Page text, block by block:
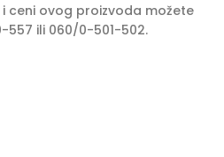
ceni ovog proizvoda možete
557 ili 060/0-501-502.